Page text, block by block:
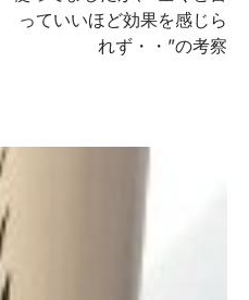
っていいほど効果を感じら
れず・・”の考察